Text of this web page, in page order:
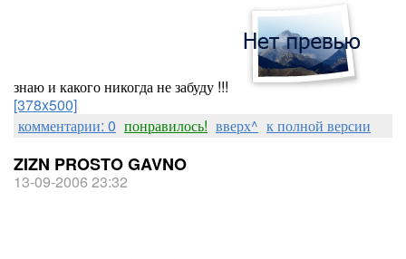
знаю и какого никогда не забуду !!!
[378x500]
комментарии: 0 понравилось! вверх^ к полной версии
ZIZN PROSTO GAVNO
13-09-2006 23:32